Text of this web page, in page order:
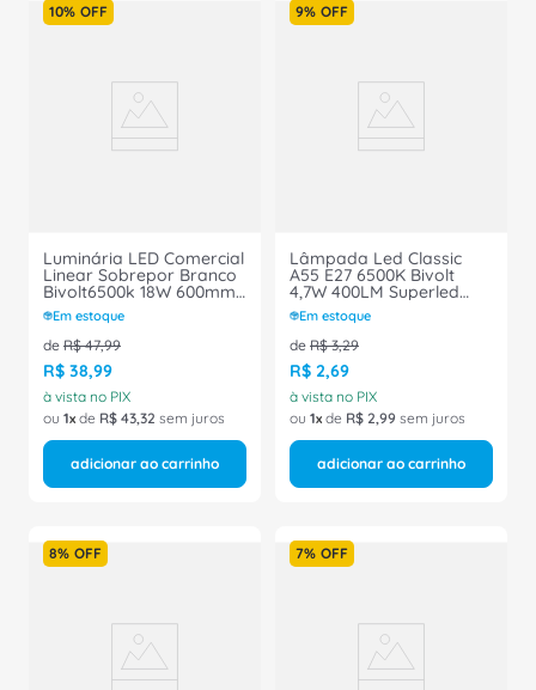
10% OFF
Luminária LED Comercial
Linear Sobrepor Branco
Bivolt6500k 18W 600mm
437841 Brilia
Em estoque
de R$ 47,99
R$ 38,99
à vista no PIX
ou 1 de R$ 43,32 sem juros
adicionar ao carrinho
9% OFF
Lâmpada Led Classic
A55 E27 6500K Bivolt
4,7W 400LM Superled
Ouro 20011 Ourolux
Em estoque
de R$ 3,29
R$ 2,69
à vista no PIX
ou 1 de R$ 2,99 sem juros
adicionar ao carrinho
8% OFF 7% OFF